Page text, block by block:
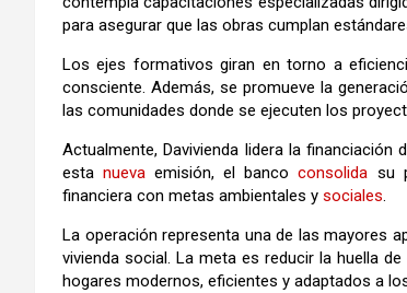
para asegurar que las obras cumplan
Los ejes formativos giran en torno a
consciente. Además, se promueve la
las comunidades donde se ejecuten los
Actualmente, Davivienda lidera la
estanueva emisión, el bancoconsolida su
financiera con metas ambientales y sociales.
La operación representa una de las mayores
vivienda social. La meta es reducir la huella
hogares modernos, eficientes y adaptados a